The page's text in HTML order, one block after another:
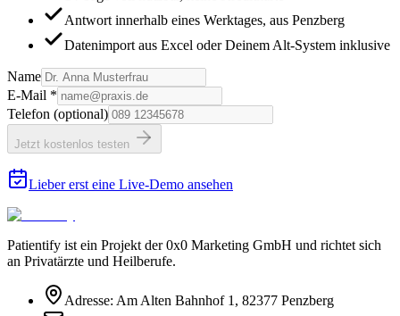
Antwort innerhalb eines Werktages, aus Penzberg
Datenimport aus Excel oder Deinem Alt-System inklusive
Name
E-Mail *
Telefon (optional)
Jetzt kostenlos testen
Lieber erst eine Live-Demo ansehen
Patientify ist ein Projekt der0x0 Marketing GmbH und richtet sich
an Privatärzte und Heilberufe.
Adresse: Am Alten Bahnhof 1 , 82377 Penzberg